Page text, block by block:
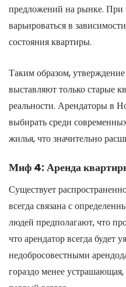
предложений на рынке. При
варьироваться в
состояния квартиры.
Таким образом,
выставляют только старые
реальности. Арендаторы в
выбирать среди
жилья, что значительно
Миф 4: Аренда
Существует
всегда связана с
людей предполагают, что
что арендатор всегда будет
недобросовестными
гораздо менее